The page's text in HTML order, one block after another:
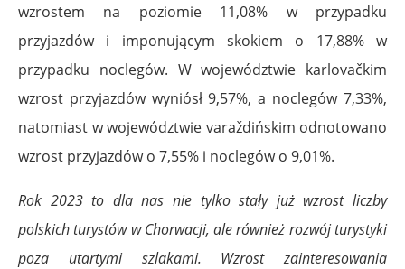
wzrostem na poziomie 11,08% w przypadku
przyjazdów i imponującym skokiem o 17,88% w
przypadku noclegów. W województwie karlovačkim
wzrost przyjazdów wyniósł 9,57%, a noclegów 7,33%,
natomiast w województwie varaždińskim odnotowano
wzrost przyjazdów o 7,55% i noclegów o 9,01%.
Rok 2023 to dla nas nie tylko stały już wzrost liczby
polskich turystów w Chorwacji, ale również rozwój turystyki
poza utartymi szlakami. Wzrost zainteresowania